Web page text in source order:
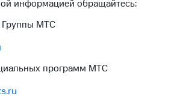
информацией обращайтесь:
Группы МТС
программ МТС